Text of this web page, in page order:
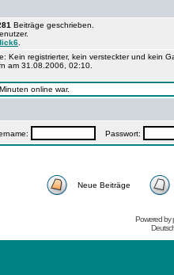
Beiträge geschrieben.
Kein registrierter, kein versteckter und kein
am 31.08.2006, 02:10.
online war.
Passwort:
Neue Beiträge
Powered by